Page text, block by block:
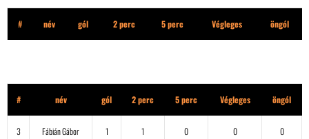
# név gól 2 perc 5 perc Végleges öngól
# név gól 2 perc 5 perc Végleges öngól
3 Fábián Gábor 1 1 0 0 0